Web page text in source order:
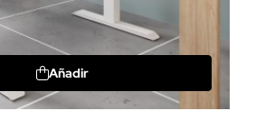
Añadir